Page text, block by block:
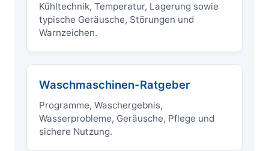
Kühltechnik, Temperatur, Lagerung sowie
typische Geräusche, Störungen und
Warnzeichen.
Waschmaschinen-Ratgeber
Programme, Waschergebnis,
Wasserprobleme, Geräusche, Pflege und
sichere Nutzung.